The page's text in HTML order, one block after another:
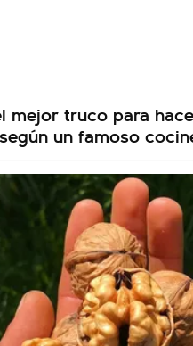
mejor truco para
un famoso